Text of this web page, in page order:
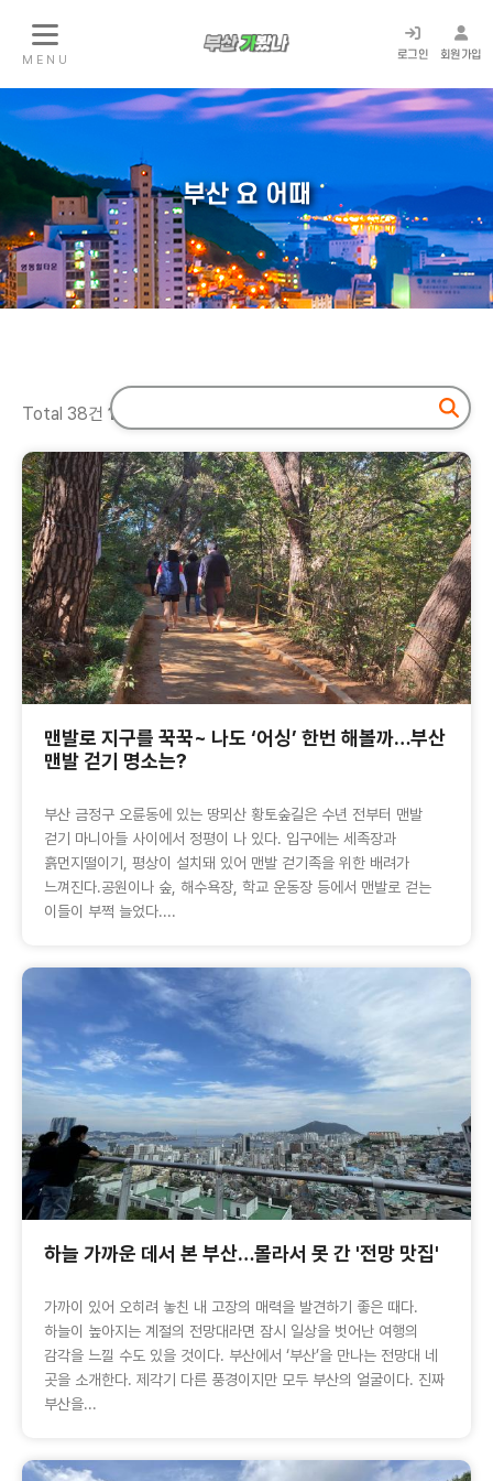
M E N U 로그인 회원가입
부산 요 어때
Total 38건 1
맨발로 지구를 꾹꾹~ 나도 ‘어싱’ 한번 해볼까…부산
맨발 걷기 명소는?
부산 금정구 오륜동에 있는 땅뫼산 황토숲길은 수년 전부터 맨발
걷기 마니아들 사이에서 정평이 나 있다. 입구에는 세족장과
흙먼지떨이기, 평상이 설치돼 있어 맨발 걷기족을 위한 배려가
느껴진다.공원이나 숲, 해수욕장, 학교 운동장 등에서 맨발로 걷는
이들이 부쩍 늘었다....
하늘 가까운 데서 본 부산…몰라서 못 간 '전망 맛집'
가까이 있어 오히려 놓친 내 고장의 매력을 발견하기 좋은 때다.
하늘이 높아지는 계절의 전망대라면 잠시 일상을 벗어난 여행의
감각을 느낄 수도 있을 것이다. 부산에서 ‘부산’을 만나는 전망대 네
곳을 소개한다. 제각기 다른 풍경이지만 모두 부산의 얼굴이다. 진짜
부산을...